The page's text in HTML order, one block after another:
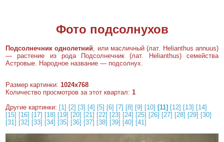
Фото подсолнухов
Подсолнечник однолетний, или масличный (лат. Helianthus annuus)
— растение из рода Подсолнечник (лат. Helianthus) семейства
Астровые. Народное название — подсолнух.
Размер картинки: 1024x768
Количество просмотров за этот квартал: 1
Другие картинки: [1] [2] [3] [4] [5] [6] [7] [8] [9] [10] [11] [12] [13] [14]
[15] [16] [17] [18] [19] [20] [21] [22] [23] [24] [25] [26] [27] [28] [29] [30]
[31] [32] [33] [34] [35] [36] [37] [38] [39] [40] [41]